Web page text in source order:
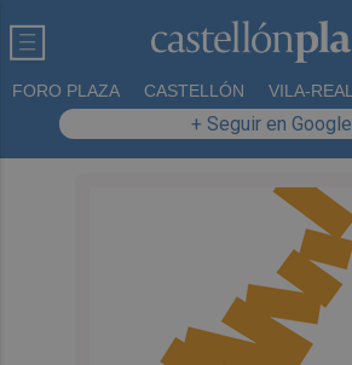
FORO PLAZA CASTELLÓN VILA-REAL
+ Seguir en Google